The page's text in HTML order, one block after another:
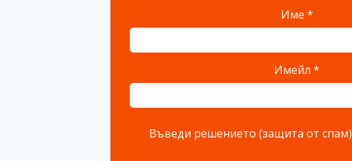
Име *
Имейл *
Въведи решението (защита от спам)